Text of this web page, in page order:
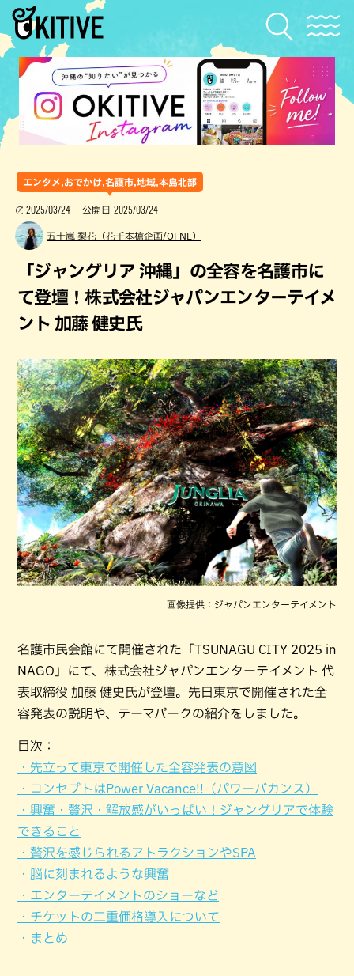
エンタメ,おでかけ,名護市,地域,本島北部
2025/03/24 公開日 2025/03/24
五十嵐 梨花（花千本槍企画/OFNE）
「ジャングリア 沖縄」の全容を名護市に
て登壇！株式会社ジャパンエンターテイメ
ント 加藤 健史氏
画像提供：ジャパンエンターテイメント
名護市民会館にて開催された「TSUNAGU CITY 2025 in
NAGO」にて、株式会社ジャパンエンターテイメント 代
表取締役 加藤 健史氏が登壇。先日東京で開催された全
容発表の説明や、テーマパークの紹介をしました。
目次：
・先立って東京で開催した全容発表の意図
・コンセプトはPower Vacance!!（パワーバカンス）
・興奮・贅沢・解放感がいっぱい！ジャングリアで体験
できること
・贅沢を感じられるアトラクションやSPA
・脳に刻まれるような興奮
・エンターテイメントのショーなど
・チケットの二重価格導入について
・まとめ